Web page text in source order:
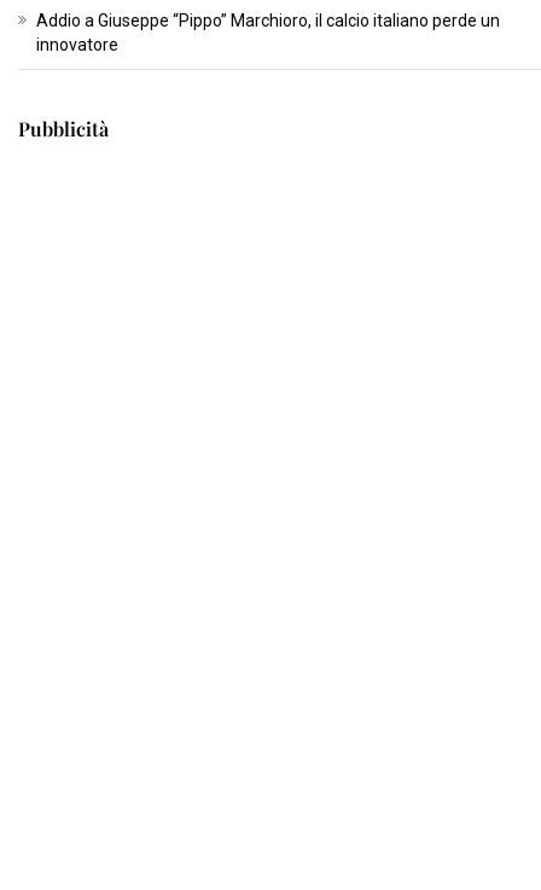
Addio a Giuseppe “Pippo” Marchioro, il calcio italiano perde un
innovatore
Pubblicità